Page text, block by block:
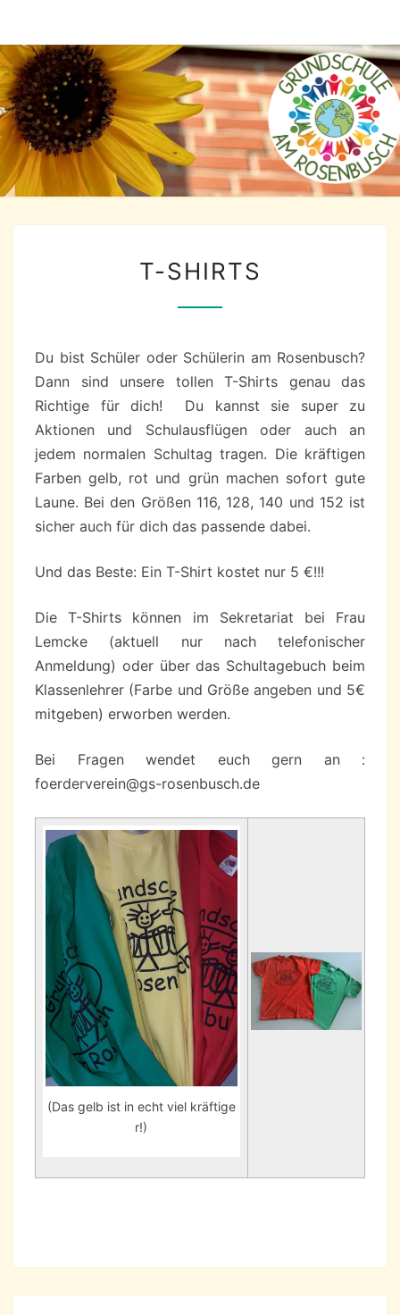
SHIRTS
T-SHIRTS
Du bist Schüler oder Schülerin am Rosenbusch?
Dann sind unsere tollen T-Shirts genau das
Richtige für dich! Du kannst sie super zu
Aktionen und Schulausflügen oder auch an
jedem normalen Schultag tragen. Die kräftigen
Farben gelb, rot und grün machen sofort gute
Laune. Bei den Größen 116, 128, 140 und 152 ist
sicher auch für dich das passende dabei.
Und das Beste: Ein T-Shirt kostet nur 5 €!!!
Die T-Shirts können im Sekretariat bei Frau
Lemcke (aktuell nur nach telefonischer
Anmeldung) oder über das Schultagebuch beim
Klassenlehrer (Farbe und Größe angeben und 5€
mitgeben) erworben werden.
Bei Fragen wendet euch gern an :
foerderverein@gs-rosenbusch.de
(Das gelb ist in echt viel kräftige
r!)